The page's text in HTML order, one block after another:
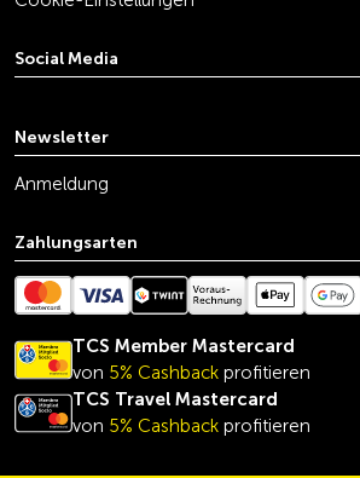
Social Media
Newsletter
Anmeldung
Zahlungsarten
TCS Member Mastercard
von 5% Cashback profitieren
TCS Travel Mastercard
von 5% Cashback profitieren